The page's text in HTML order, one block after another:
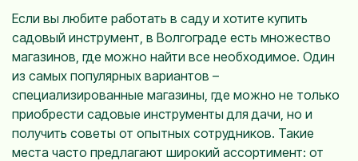
Если вы любите работать в саду и хотите купить
садовый инструмент, в Волгограде есть множество
магазинов, где можно найти все необходимое. Один
из самых популярных вариантов –
специализированные магазины, где можно не только
приобрести садовые инструменты для дачи, но и
получить советы от опытных сотрудников. Такие
места часто предлагают широкий ассортимент: от